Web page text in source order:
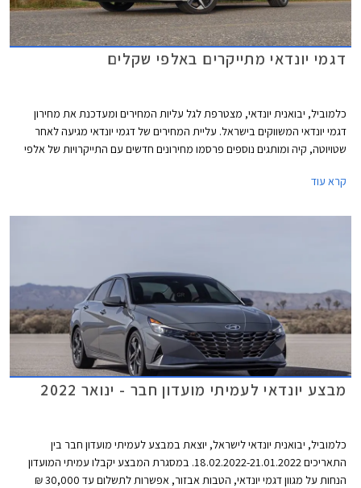
דגמי יונדאי מתייקרים באלפי שקלים
כלמוביל, יבואנית יונדאי, מצטרפת לגל עליות המחירים ומעדכנת את מחירון
דגמי יונדאי המשווקים בישראל. עליית המחירים של דגמי יונדאי מגיעה לאחר
שטויוטה, קיה ומותגים נוספים פרסמו מחירונים חדשים עם התייקרויות של אלפי
קרא עוד
מבצע יונדאי לעמיתי מועדון חבר - ינואר 2022
כלמוביל, יבואנית יונדאי לישראל, יוצאת במבצע לעמיתי מועדון חבר בין
התאריכים 18.02.2022-21.01.2022. במסגרת המבצע יקבלו עמיתי המועדון
הנחות על מגוון דגמי יונדאי, הטבות אבזור, אפשרות לתשלום עד 30,000 ₪